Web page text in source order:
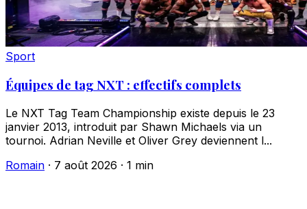
Sport
Équipes de tag NXT : effectifs complets
Le NXT Tag Team Championship existe depuis le 23
janvier 2013, introduit par Shawn Michaels via un
tournoi. Adrian Neville et Oliver Grey deviennent l...
Romain · 7 août 2026 · 1 min